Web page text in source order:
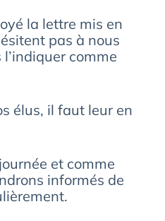
la lettre mis en
pas à nous
comme
élus, il faut leur en
et comme
informés de